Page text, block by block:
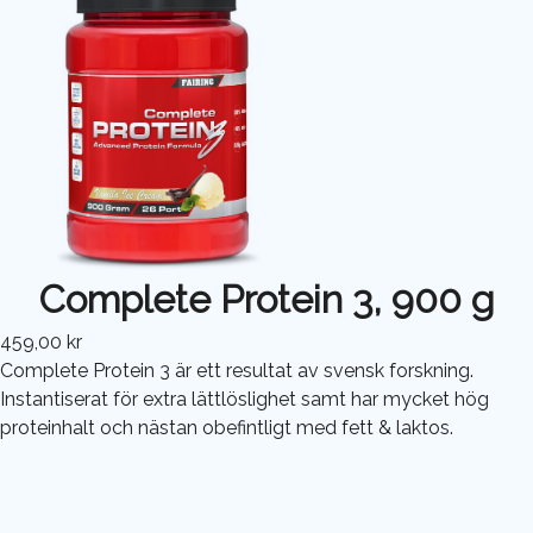
Complete Protein 3, 900 g
459,00 kr
Complete Protein 3 är ett resultat av svensk forskning.
Instantiserat för extra lättlöslighet samt har mycket hög
proteinhalt och nästan obefintligt med fett & laktos.